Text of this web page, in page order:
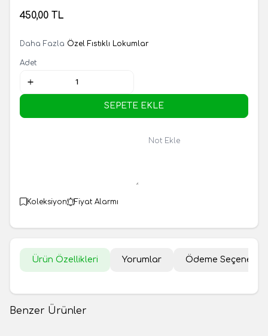
450,00 TL
Daha Fazla Özel Fıstıklı Lokumlar
Adet
SEPETE EKLE
Not Ekle
Koleksiyon Fiyat Alarmı
Ürün Özellikleri Yorumlar Ödeme
Benzer Ürünler